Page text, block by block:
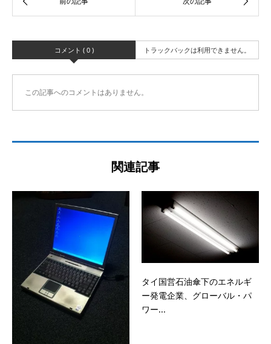
コメント ( 0 ) トラックバックは利用できません。
この記事へのコメントはありません。
関連記事
タイ国営石油傘下のエネルギ
ー発電企業、グローバル・パ
ワー...